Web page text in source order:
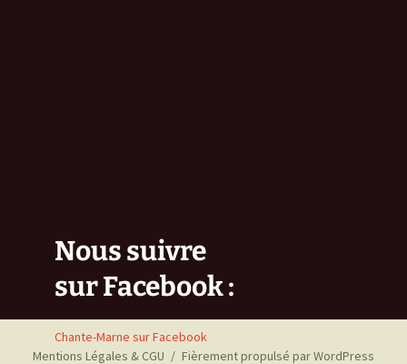
Nous suivre
sur Facebook :
Chante-Marne sur Facebook
Mentions Légales & CGU
Fièrement propulsé par WordPress